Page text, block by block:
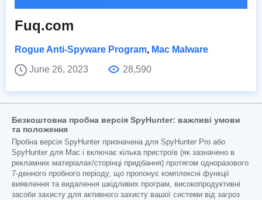
Fuq.com
Rogue Anti-Spyware Program, Mac Malware
June 26, 2023
28,590
Безкоштовна пробна версія SpyHunter: важливі умови
та положення
Пробна версія SpyHunter призначена для SpyHunter Pro або
SpyHunter для Mac і включає кілька пристроїв (як зазначено в
рекламних матеріалах/сторінці придбання) протягом одноразового
7-денного пробного періоду, що пропонує комплексні функції
виявлення та видалення шкідливих програм, високопродуктивні
засоби захисту для активного захисту вашої системи від загроз